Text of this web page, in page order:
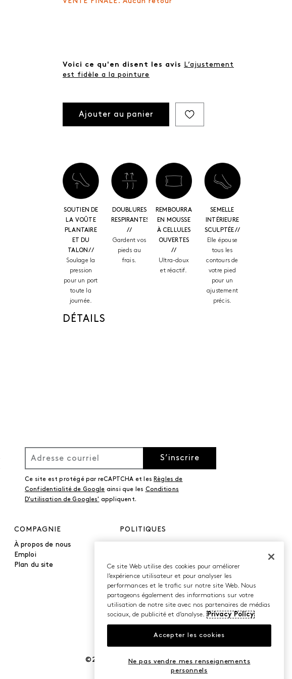
Voici ce qu'en disent les avis L’ajustement
est fidèle a la pointure
Ajouter au panier
SOUTIEN DE
LA VOÛTE
PLANTAIRE
ET DU
TALON //
Soulage la
pression
pour un port
toute la
journée.
DOUBLURES
RESPIRANTES
//
Gardent vos
pieds au
frais.
REMBOURRAGE
EN MOUSSE
À CELLULES
OUVERTES
//
Ultra-doux
et réactif.
SEMELLE
INTÉRIEURE
SCULPTÉE //
Elle épouse
tous les
contours de
votre pied
pour un
ajustement
précis.
DÉTAILS
S’inscrire
Ce site est protégé par reCAPTCHA et les Règles de
Confidentialité de Google ainsi que les Conditions
D'utilisation de Googles' appliquent.
COMPAGNIE
À propos de nous
Emploi
Plan du site
POLITIQUES
Conditions d’utilisation
Accessibilité
©2026 Caleres, Inc. Tous droits réservés.
Ce site Web utilise des cookies pour améliorer
l’expérience utilisateur et pour analyser les
performances et le trafic sur notre site Web. Nous
partageons également des informations sur votre
utilisation de notre site avec nos partenaires de médias
sociaux, de publicité et d’analyse.
Privacy Policy
Accepter les cookies
Ne pas vendre mes renseignements
personnels